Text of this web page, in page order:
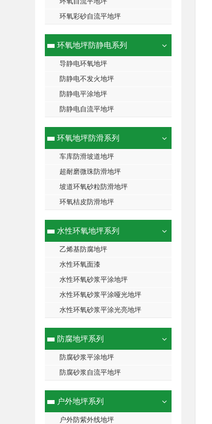
环氧彩砂自流平地坪
环氧地坪防静电系列
导静电环氧地坪
防静电不发火地坪
防静电平涂地坪
防静电自流平地坪
环氧地坪防滑系列
车库防滑坡道地坪
超耐磨微珠防滑地坪
坡道环氧砂粒防滑地坪
环氧桔皮防滑地坪
水性环氧地坪系列
乙烯基防腐地坪
水性环氧面漆
水性环氧砂浆平涂地坪
水性环氧砂浆平涂哑光地坪
水性环氧砂浆平涂光亮地坪
防腐地坪系列
防腐砂浆平涂地坪
防腐砂浆自流平地坪
户外地坪系列
户外防紫外线地坪